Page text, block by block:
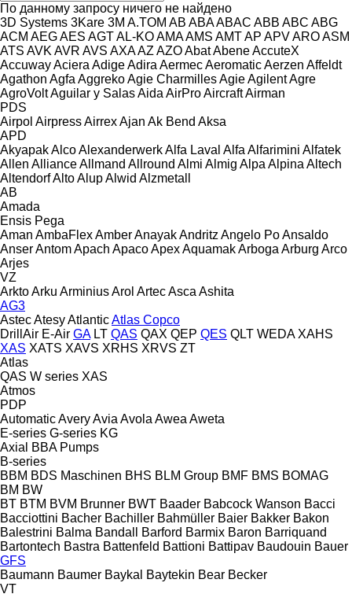
По данному запросу ничего не найдено
3D Systems 3Kare 3M A.TOM AB ABAABAC ABB ABC ABG
ACM AEGAES AGTAL-KOAMAAMS AMTAP APVAROASM
ATS AVK AVR AVS AXAAZ AZOAbatAbeneAccuteX
AccuwayAciera AdigeAdira AermecAeromaticAerzen Affeldt
Agathon Agfa AggrekoAgie CharmillesAgieAgilentAgre
AgroVoltAguilar y SalasAida AirProAircraftAirman
PDS
Airpol AirpressAirrexAjan Ak Bend Aksa
APD
AkyapakAlcoAlexanderwerkAlfa Laval Alfa Alfarimini Alfatek
Allen AllianceAllmand Allround Almi Almig Alpa Alpina Altech
AltendorfAltoAlupAlwid Alzmetall
AB
Amada
Ensis Pega
Aman AmbaFlexAmberAnayakAndritz Angelo PoAnsaldo
AnserAntomApach ApacoApexAquamakArboga Arburg Arco
Arjes
VZ
ArktoArku ArminiusArol ArtecAsca Ashita
AG3
AstecAtesyAtlanticAtlas Copco
DrillAir E-Air GA LT QAS QAX QEP QES QLT WEDA XAHS
XAS XATS XAVS XRHS XRVS ZT
Atlas
QAS W series XAS
Atmos
PDP
AutomaticAveryAvia Avola Awea Aweta
E-series G-series KG
Axial
BBA Pumps
B-series
BBM BDS Maschinen BHS BLM Group BMF BMS BOMAG
BM BW
BT BTM BVM Brunner BWT Baader Babcock Wanson Bacci
Bacciottini Bacher Bachiller Bahmüller Baier Bakker Bakon
Balestrini Balma Bandall Barford Barmix Baron Barriquand
Bartontech Bastra Battenfeld Battioni Battipav Baudouin Bauer
GFS
Baumann Baumer Baykal Baytekin Bear Becker
VT